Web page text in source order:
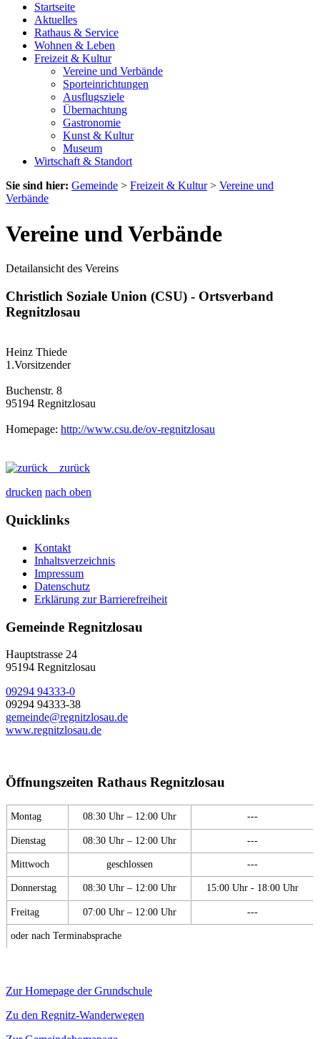
Startseite
Aktuelles
Rathaus & Service
Wohnen & Leben
Freizeit & Kultur
Vereine und Verbände
Sporteinrichtungen
Ausflugsziele
Übernachtung
Gastronomie
Kunst & Kultur
Museum
Wirtschaft & Standort
Sie sind hier: Gemeinde > Freizeit & Kultur> Vereine und
Verbände
Vereine und Verbände
Detailansicht des Vereins
Christlich Soziale Union (CSU) - Ortsverband
Regnitzlosau
Heinz Thiede
1.Vorsitzender
Buchenstr. 8
95194 Regnitzlosau
Homepage: http://www.csu.de/ov-regnitzlosau
zurück
drucken nach oben
Quicklinks
Kontakt
Inhaltsverzeichnis
Impressum
Datenschutz
Erklärung zur Barrierefreiheit
Gemeinde Regnitzlosau
Hauptstrasse 24
95194 Regnitzlosau
09294 94333-0
09294 94333-38
gemeinde@regnitzlosau.de
www.regnitzlosau.de
Öffnungszeiten Rathaus Regnitzlosau
Montag 08:30 Uhr – 12:00 Uhr ---
Dienstag 08:30 Uhr – 12:00 Uhr ---
Mittwoch geschlossen ---
Donnerstag 08:30 Uhr – 12:00 Uhr 15:00 Uhr - 18:00 Uhr
Freitag 07:00 Uhr – 12:00 Uhr ---
oder nach Terminabsprache
Zur Homepage der Grundschule
Zu den Regnitz-Wanderwegen